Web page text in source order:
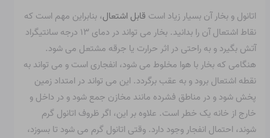
اتانول و بخار آن بسیار زیاد است قابل اشتعال، بنابراین مهم است که
نقاط اشتعال آن را بدانید. بخار می تواند در دمای ۱۳ درجه سانتیگراد
آتش بگیرد و به راحتی در اثر حرارت یا جرقه مشتعل می شود.
هنگامی که بخار با هوا مخلوط می شود، انفجاری است و می تواند به
نقطه اشتعال برود و به عقب برگردد. این می تواند در امتداد زمین
پخش شود و در مناطق فشرده مانند مخازن جمع شود و در داخل و
خارج از خانه یک خطر است. علاوه بر این، اگر ظروف اتانول گرم
شوند، احتمال انفجار وجود دارد. وقتی اتانول گرم می شود تا بسوزد،